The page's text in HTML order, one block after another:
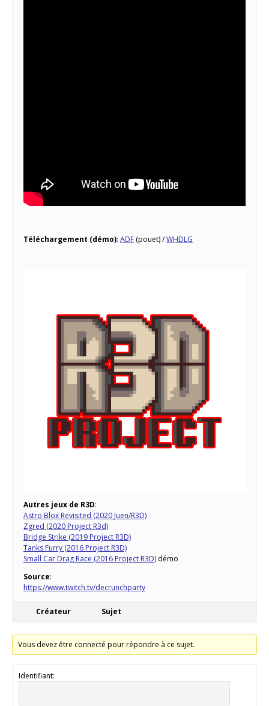
Téléchargement (démo): ADF (pouet) /WHDLG
Autres jeux de R3D:
Astro Blox Revisited (2020 Juen/R3D)
Zgred (2020 Project R3d)
Bridge Strike (2019 Project R3D)
Tanks Furry (2016 Project R3D)
Small Car Drag Race (2016 Project R3D) démo
Source:
https://www.twitch.tv/decrunchparty
Créateur Sujet
Vous devez être connecté pour répondre à ce sujet.
Identifiant: